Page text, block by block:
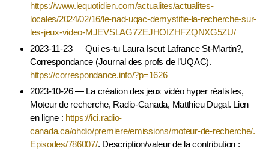
https://www.lequotidien.com/actualites/actualites-
locales/2024/02/16/le-nad-uqac-demystifie-la-recherche-sur-
les-jeux-video-MJEVSLAG7ZEJHOIZHFZQNXG5ZU/
2023-11-23 — Qui es-tu Laura Iseut Lafrance St-Martin?,
Correspondance (Journal des profs de l’UQAC).
https://correspondance.info/?p=1626
2023-10-26 — La création des jeux vidéo hyper réalistes,
Moteur de recherche, Radio-Canada, Matthieu Dugal. Lien
en ligne : https://ici.radio-
canada.ca/ohdio/premiere/emissions/moteur-de-recherche/.
Episodes/786007/. Description/valeur de la contribution :